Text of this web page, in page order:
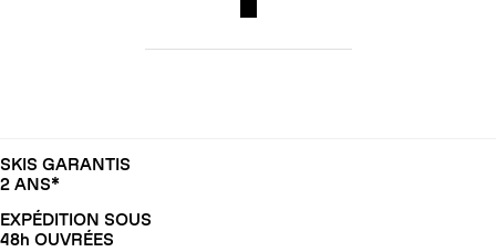
SKIS GARANTIS
2 ANS*
EXPÉDITION SOUS
48h OUVRÉES